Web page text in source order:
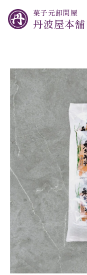
菓子元卸問屋
丹波屋本舗